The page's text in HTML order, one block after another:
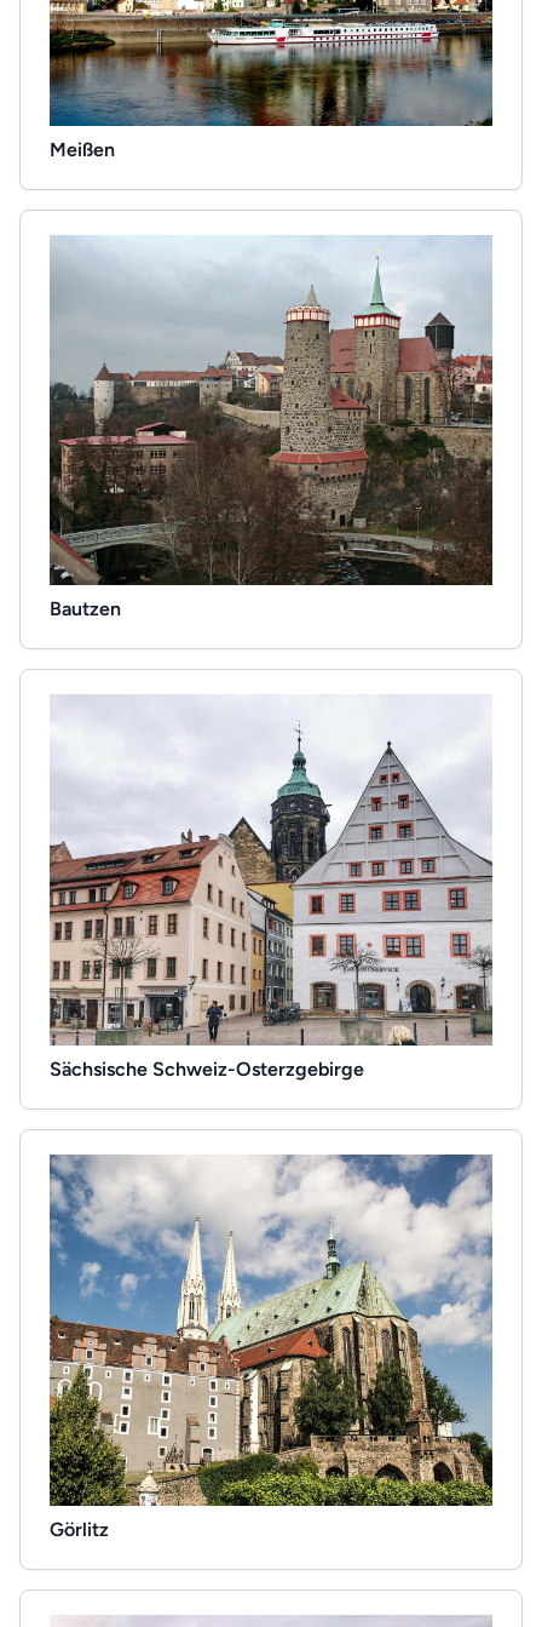
Meißen
Bautzen
Sächsische Schweiz-Osterzgebirge
Görlitz